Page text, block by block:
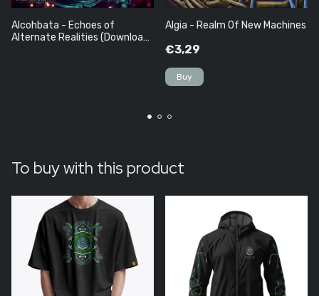
Alcohbata - Echoes of
Alternate Realities (Download
Algia - Realm Of New Machines
€3,29
To buy with this product